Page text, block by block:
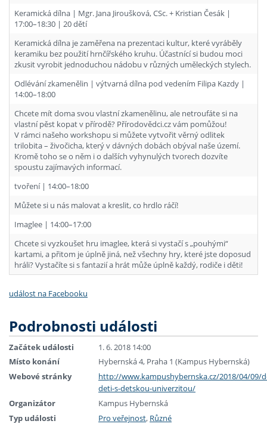
Keramická dílna | Mgr. Jana Jiroušková, CSc. + Kristian Česák |
17:00–18:30 | 20 dětí
Keramická dílna je zaměřena na prezentaci kultur, které vyráběly
keramiku bez použití hrnčířského kruhu. Účastnící si budou moci
zkusit vyrobit jednoduchou nádobu v různých uměleckých stylech.
Odlévání zkamenělin | výtvarná dílna pod vedením Filipa Kazdy |
14:00–18:00
Chcete mít doma svou vlastní zkamenělinu, ale netroufáte si na
vlastní pěst kopat v přírodě? Přírodovědci.cz vám pomůžou!
V rámci našeho workshopu si můžete vytvořit věrný odlitek
trilobita – živočicha, který v dávných dobách obýval naše území.
Kromě toho se o něm i o dalších vyhynulých tvorech dozvíte
spoustu zajímavých informací.
tvoření | 14:00–18:00
Můžete si u nás malovat a kreslit, co hrdlo ráčí!
Imaglee | 14:00–17:00
Chcete si vyzkoušet hru imaglee, která si vystačí s „pouhými“
kartami, a přitom je úplně jiná, než všechny hry, které jste doposud
hráli? Vystačíte si s fantazií a hrát může úplně každý, rodiče i děti!
událost na Facebooku
Podrobnosti události
Začátek události
1. 6. 2018 14:00
Místo konání
Hybernská 4, Praha 1 (Kampus Hybernská)
Webové stránky
http://www.kampushybernska.cz/2018/04/09/
deti-s-detskou-univerzitou/
Organizátor
Kampus Hybernská
Typ události
Pro veřejnost, Různé